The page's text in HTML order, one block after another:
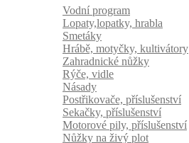
Vodní program
Lopaty,lopatky, hrabla
Smetáky
Hrábě, motyčky, kultivátory
Zahradnické nůžky
Rýče, vidle
Násady
Postřikovače, příslušenství
Sekačky, příslušenství
Motorové pily, příslušenství
Nůžky na živý plot